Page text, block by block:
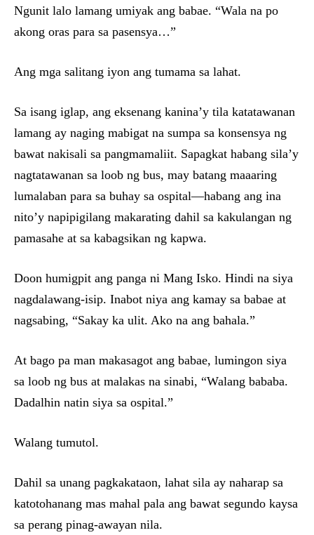
Ngunit lalo lamang umiyak ang babae. “Wala na po
akong oras para sa pasensya…”
Ang mga salitang iyon ang tumama sa lahat.
Sa isang iglap, ang eksenang kanina’y tila katatawanan
lamang ay naging mabigat na sumpa sa konsensya ng
bawat nakisali sa pangmamaliit. Sapagkat habang sila’y
nagtatawanan sa loob ng bus, may batang maaaring
lumalaban para sa buhay sa ospital—habang ang ina
nito’y napipigilang makarating dahil sa kakulangan ng
pamasahe at sa kabagsikan ng kapwa.
Doon humigpit ang panga ni Mang Isko. Hindi na siya
nagdalawang-isip. Inabot niya ang kamay sa babae at
nagsabing, “Sakay ka ulit. Ako na ang bahala.”
At bago pa man makasagot ang babae, lumingon siya
sa loob ng bus at malakas na sinabi, “Walang bababa.
Dadalhin natin siya sa ospital.”
Walang tumutol.
Dahil sa unang pagkakataon, lahat sila ay naharap sa
katotohanang mas mahal pala ang bawat segundo kaysa
sa perang pinag-awayan nila.